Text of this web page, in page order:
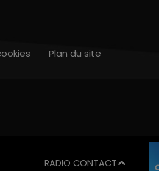
RADIO CONTACT
Plan du site